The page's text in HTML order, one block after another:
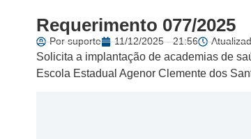
Requerimento 077/2025
Porsuporte 11/12/2025 - 21:56
Solicita a implantação de academias de
Escola Estadual Agenor Clemente dos